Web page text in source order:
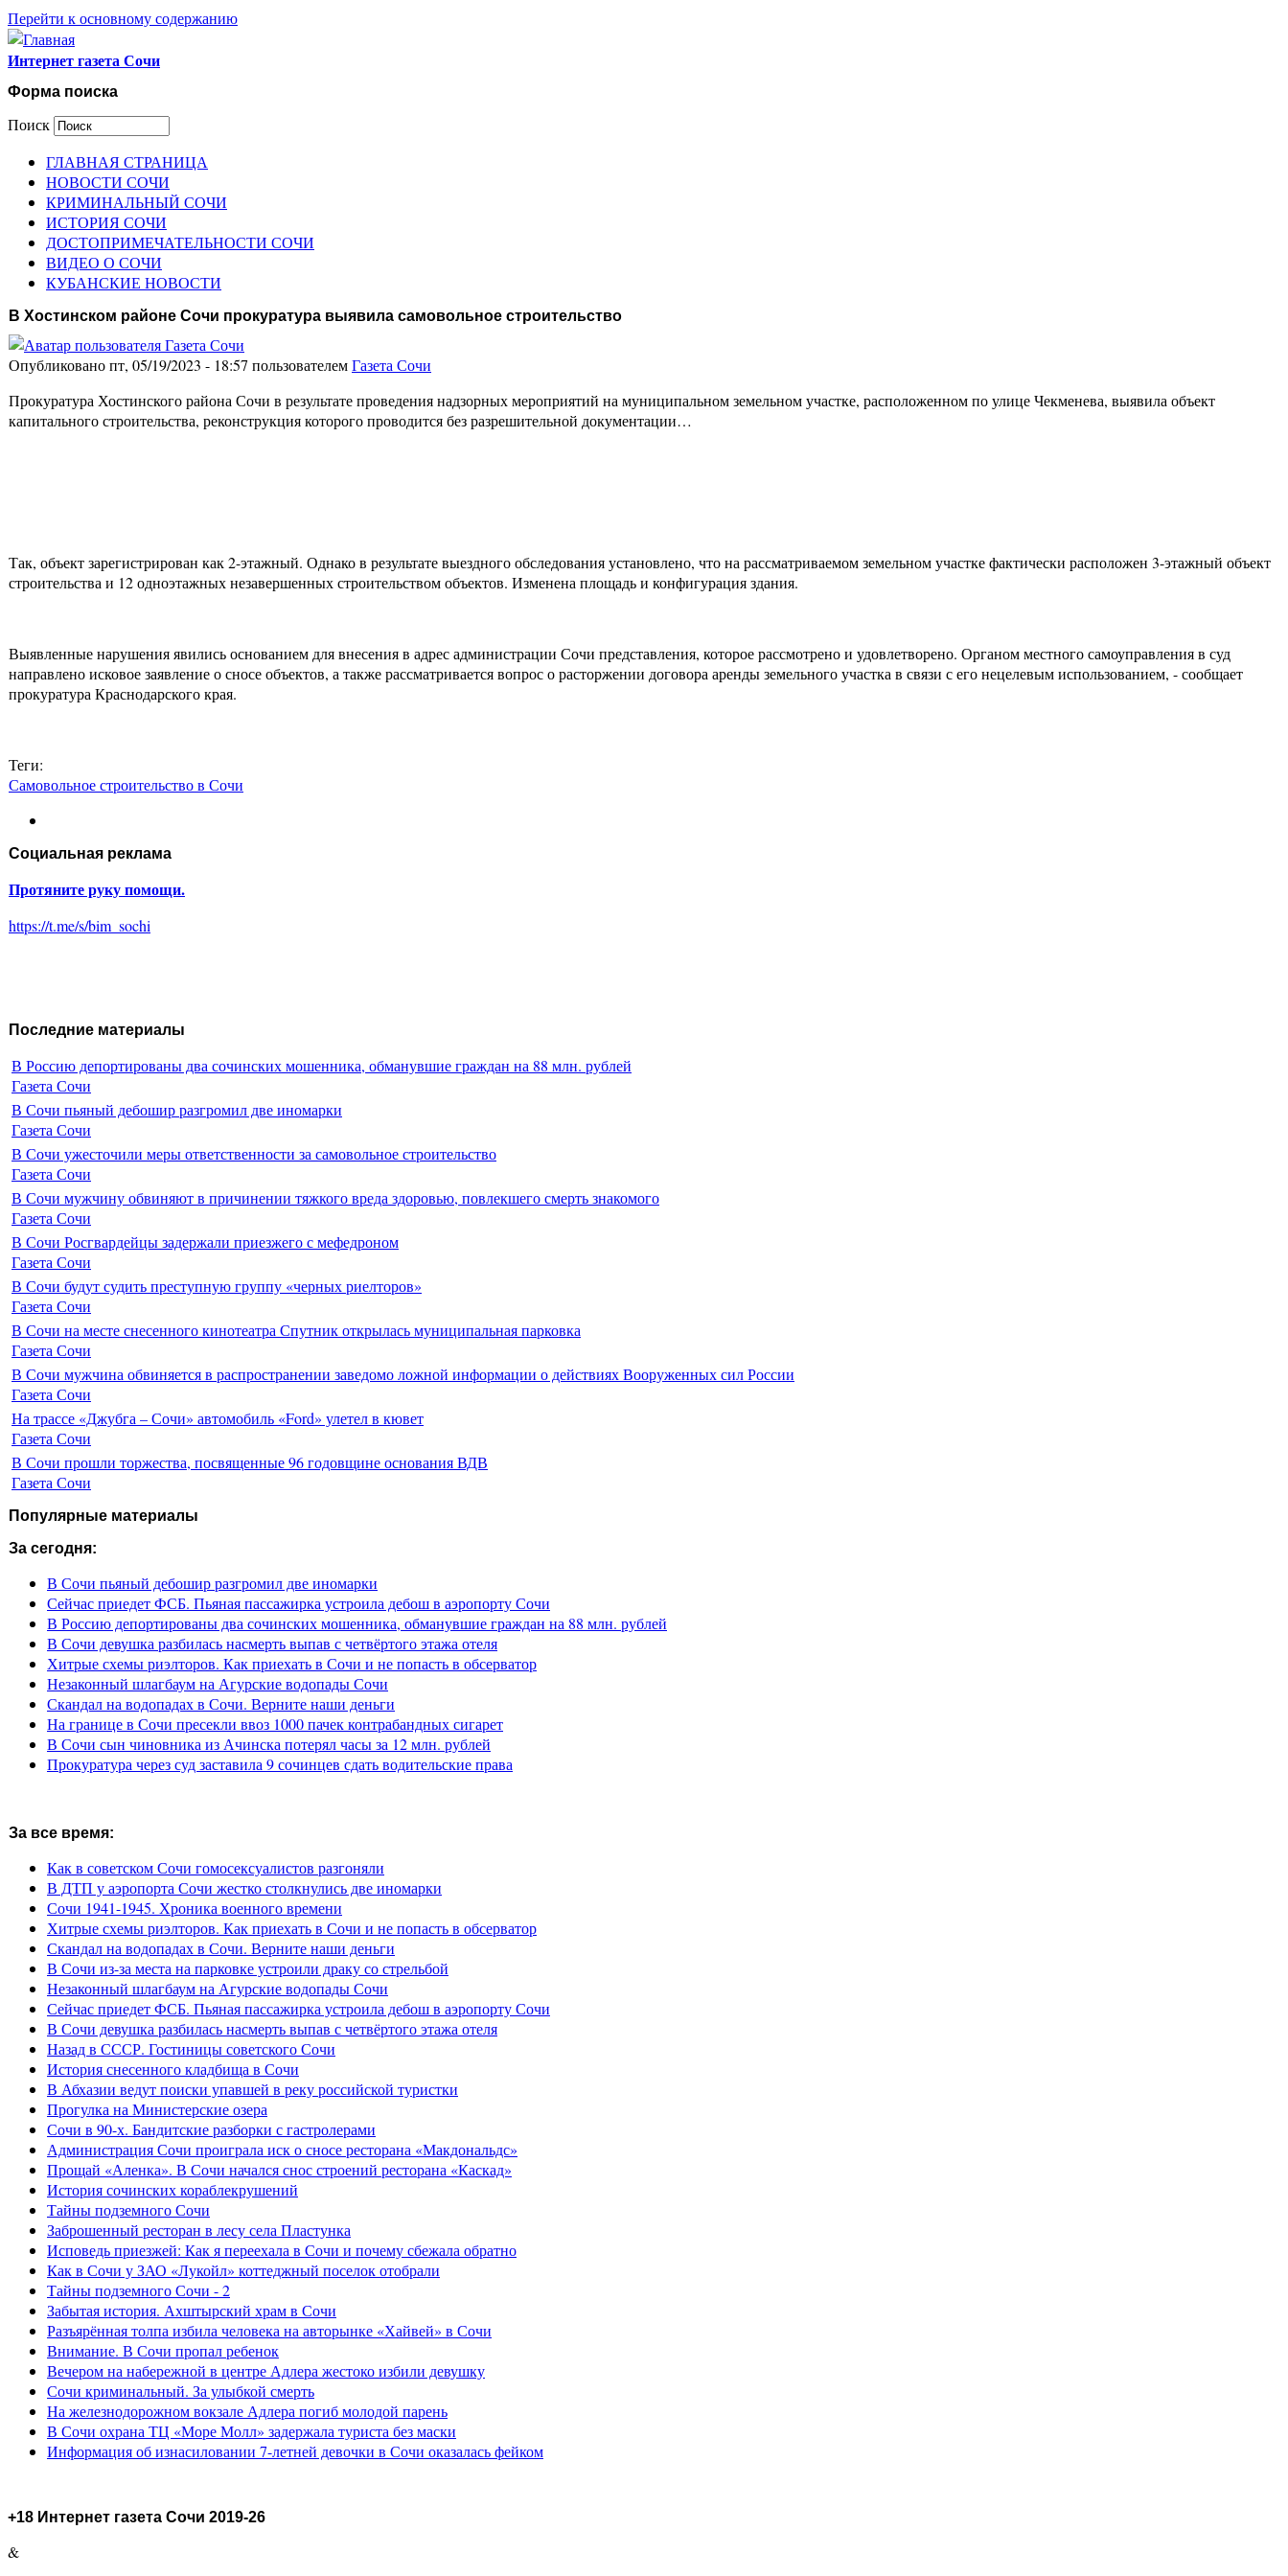
Перейти к основному содержанию
Интернет газета Сочи
Форма поиска
Поиск
ГЛАВНАЯ СТРАНИЦА
НОВОСТИ СОЧИ
КРИМИНАЛЬНЫЙ СОЧИ
ИСТОРИЯ СОЧИ
ДОСТОПРИМЕЧАТЕЛЬНОСТИ СОЧИ
ВИДЕО О СОЧИ
КУБАНСКИЕ НОВОСТИ
В Хостинском районе Сочи прокуратура выявила самовольное строительство
Опубликовано пт, 05/19/2023 - 18:57 пользователемГазета Сочи
Прокуратура Хостинского района Сочи в результате проведения надзорных мероприятий на муниципальном земельном участке, расположенном по улице Чекменева, выявила объект
капитального строительства, реконструкция которого проводится без разрешительной документации…
Так, объект зарегистрирован как 2-этажный. Однако в результате выездного обследования установлено, что на рассматриваемом земельном участке фактически расположен 3-этажный объект
строительства и 12 одноэтажных незавершенных строительством объектов. Изменена площадь и конфигурация здания.
Выявленные нарушения явились основанием для внесения в адрес администрации Сочи представления, которое рассмотрено и удовлетворено. Органом местного самоуправления в суд
направлено исковое заявление о сносе объектов, а также рассматривается вопрос о расторжении договора аренды земельного участка в связи с его нецелевым использованием, - сообщает
прокуратура Краснодарского края.
Теги:
Самовольное строительство в Сочи
Социальная реклама
Протяните руку помощи.
https://t.me/s/bim_sochi
Последние материалы
В Россию депортированы два сочинских мошенника, обманувшие граждан на 88 млн. рублей
Газета Сочи
В Сочи пьяный дебошир разгромил две иномарки
Газета Сочи
В Сочи ужесточили меры ответственности за самовольное строительство
Газета Сочи
В Сочи мужчину обвиняют в причинении тяжкого вреда здоровью, повлекшего смерть знакомого
Газета Сочи
В Сочи Росгвардейцы задержали приезжего с мефедроном
Газета Сочи
В Сочи будут судить преступную группу «черных риелторов»
Газета Сочи
В Сочи на месте снесенного кинотеатра Спутник открылась муниципальная парковка
Газета Сочи
В Сочи мужчина обвиняется в распространении заведомо ложной информации о действиях Вооруженных сил России
Газета Сочи
На трассе «Джубга – Сочи» автомобиль «Ford» улетел в кювет
Газета Сочи
В Сочи прошли торжества, посвященные 96 годовщине основания ВДВ
Газета Сочи
Популярные материалы
За сегодня:
В Сочи пьяный дебошир разгромил две иномарки
Сейчас приедет ФСБ. Пьяная пассажирка устроила дебош в аэропорту Сочи
В Россию депортированы два сочинских мошенника, обманувшие граждан на 88 млн. рублей
В Сочи девушка разбилась насмерть выпав с четвёртого этажа отеля
Хитрые схемы риэлторов. Как приехать в Сочи и не попасть в обсерватор
Незаконный шлагбаум на Агурские водопады Сочи
Скандал на водопадах в Сочи. Верните наши деньги
На границе в Сочи пресекли ввоз 1000 пачек контрабандных сигарет
В Сочи сын чиновника из Ачинска потерял часы за 12 млн. рублей
Прокуратура через суд заставила 9 сочинцев сдать водительские права
За все время:
Как в советском Сочи гомосексуалистов разгоняли
В ДТП у аэропорта Сочи жестко столкнулись две иномарки
Сочи 1941-1945. Хроника военного времени
Хитрые схемы риэлторов. Как приехать в Сочи и не попасть в обсерватор
Скандал на водопадах в Сочи. Верните наши деньги
В Сочи из-за места на парковке устроили драку со стрельбой
Незаконный шлагбаум на Агурские водопады Сочи
Сейчас приедет ФСБ. Пьяная пассажирка устроила дебош в аэропорту Сочи
В Сочи девушка разбилась насмерть выпав с четвёртого этажа отеля
Назад в СССР. Гостиницы советского Сочи
История снесенного кладбища в Сочи
В Абхазии ведут поиски упавшей в реку российской туристки
Прогулка на Министерские озера
Сочи в 90-х. Бандитские разборки с гастролерами
Администрация Сочи проиграла иск о сносе ресторана «Макдональдс»
Прощай «Аленка». В Сочи начался снос строений ресторана «Каскад»
История сочинских кораблекрушений
Тайны подземного Сочи
Заброшенный ресторан в лесу села Пластунка
Исповедь приезжей: Как я переехала в Сочи и почему сбежала обратно
Как в Сочи у ЗАО «Лукойл» коттеджный поселок отобрали
Тайны подземного Сочи - 2
Забытая история. Ахштырский храм в Сочи
Разъярённая толпа избила человека на авторынке «Хайвей» в Сочи
Внимание. В Сочи пропал ребенок
Вечером на набережной в центре Адлера жестоко избили девушку
Сочи криминальный. За улыбкой смерть
На железнодорожном вокзале Адлера погиб молодой парень
В Сочи охрана ТЦ «Море Молл» задержала туриста без маски
Информация об изнасиловании 7-летней девочки в Сочи оказалась фейком
+18 Интернет газета Сочи 2019-26
&